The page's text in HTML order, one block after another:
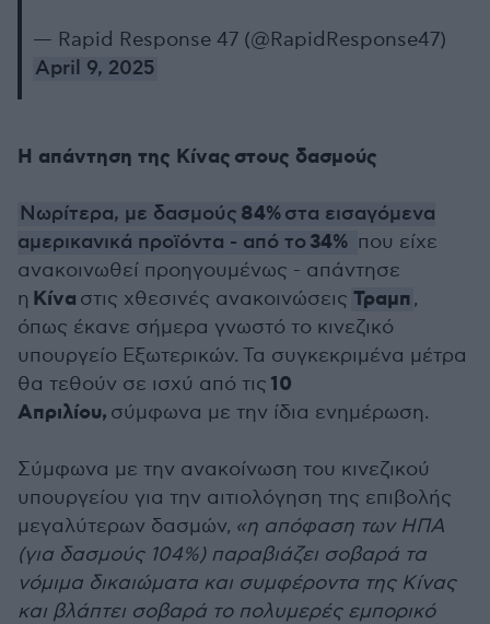
— Rapid Response 47 (@RapidResponse47)
April 9, 2025
Η απάντηση της Κίνας στους δασμούς
Νωρίτερα, με δασμούς 84%στα εισαγόμενα
αμερικανικά προϊόντα - από το34% που είχε
ανακοινωθεί προηγουμένως - απάντησε
η Κίνα στις χθεσινές ανακοινώσεις Τραμπ,
όπως έκανε σήμερα γνωστό το κινεζικό
υπουργείο Εξωτερικών. Τα συγκεκριμένα μέτρα
θα τεθούν σε ισχύ από τις 10
Απριλίου, σύμφωνα με την ίδια ενημέρωση.
Σύμφωνα με την ανακοίνωση του κινεζικού
υπουργείου για την αιτιολόγηση της επιβολής
μεγαλύτερων δασμών, «η απόφαση των ΗΠΑ
(για δασμούς 104%) παραβιάζει σοβαρά τα
νόμιμα δικαιώματα και συμφέροντα της Κίνας
και βλάπτει σοβαρά το πολυμερές εμπορικό